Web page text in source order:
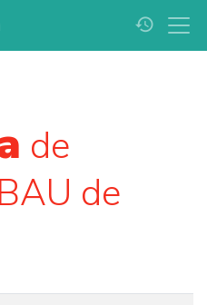
history
de
de